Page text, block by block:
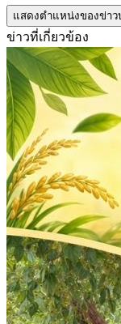
แสดงตำแหน่งของข่า
ข่าวที่เกี่ยวข้อง